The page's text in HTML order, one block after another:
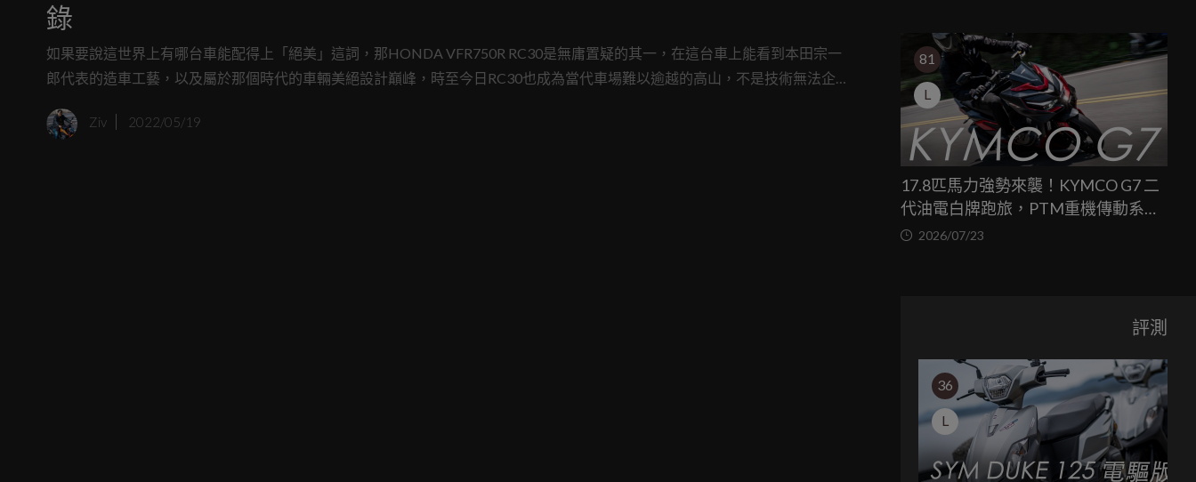
錄
如果要說這世界上有哪台車能配得上「絕美」這詞，那HONDA VFR750R RC30是無庸置疑的其一，在這台車上能看到本田宗一
郎代表的造車工藝，以及屬於那個時代的車輛美絕設計巔峰，時至今日RC30也成為當代車場難以逾越的高山，不是技術無法企
Ziv 2022/05/19
81
L
17.8匹馬力強勢來襲！KYMCO G7 二
代油電白牌跑旅，PTM重機傳動系統
與8公斤減重的操控饗宴
2026/07/23
評測
36
L